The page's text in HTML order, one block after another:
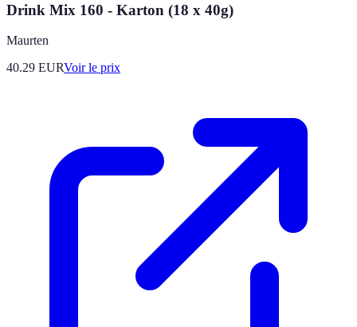
Drink Mix 160 - Karton (18 x 40g)
Maurten
40.29 EURVoir le prix